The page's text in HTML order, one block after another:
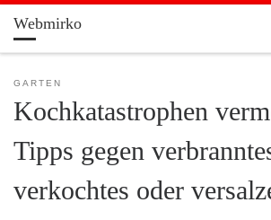
Zum Inhalt springen
Webmirko
GARTEN
Kochkatastrophen
Tipps gegen
verkochtes oder